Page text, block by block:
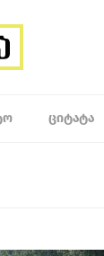
ᲪᲘᲢᲐᲢᲐ